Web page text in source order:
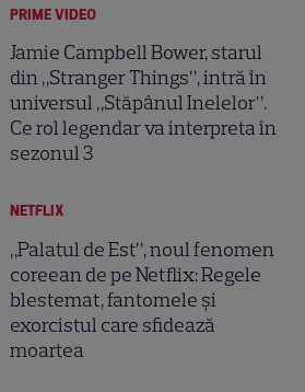
PRIME VIDEO
Jamie Campbell Bower, starul
din „Stranger Things”, intră în
universul „Stăpânul Inelelor”.
Ce rol legendar va interpreta în
sezonul 3
NETFLIX
„Palatul de Est”, noul fenomen
coreean de pe Netflix: Regele
blestemat, fantomele și
exorcistul care sfidează
moartea